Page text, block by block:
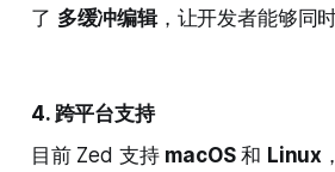
了 多缓冲编辑，让开发者能够同
4. 跨平台支持
目前 Zed 支持 macOS和 Linux